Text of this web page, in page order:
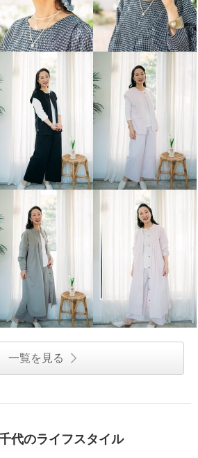
一覧を見る
代のライフスタイル